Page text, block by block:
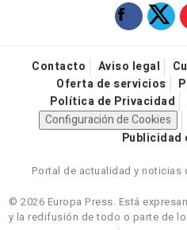
Contacto Aviso legal
Oferta de servicios
Política de Privacidad
Configuración de Cookies
Publicidad
Portal de actualidad y noticias
© 2026 Europa Press. Está
y la redifusión de todo o parte de